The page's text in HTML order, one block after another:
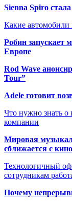
Sienna Spiro
Какие автомобили
Робин запускает
Европе
Rod Wave
Tour”
Adele готовит
Что нужно знать о
компании
Мировая
сближается с
Технологичный
сотрудникам
Почему